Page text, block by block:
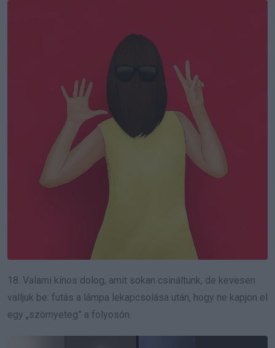
18. Valami kínos dolog, amit sokan csináltunk, de kevesen
valljuk be: futás a lámpa lekapcsolása után, hogy ne kapjon el
egy „szörnyeteg” a folyosón.